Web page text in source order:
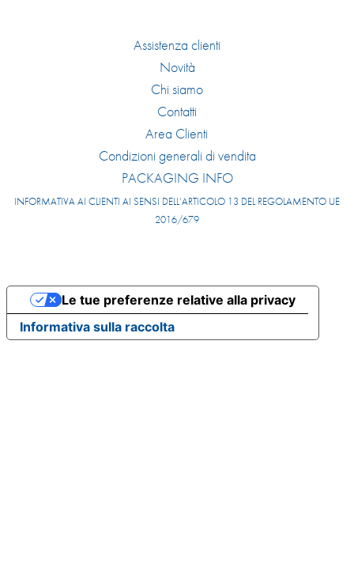
Assistenza clienti
Novità
Chi siamo
Contatti
Area Clienti
Condizioni generali di vendita
PACKAGING INFO
INFORMATIVA AI CLIENTI AI SENSI DELL’ARTICOLO 13 DEL REGOLAMENTO UE
2016/679
Informativa sulla raccolta
Le tue preferenze relative alla privacy